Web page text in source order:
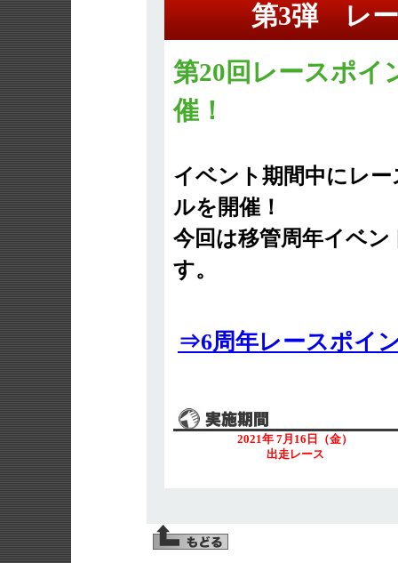
第3弾 レ
第20回レースポイ
催！
イベント期間中にレ
ルを開催！
今回は移管周年イベ
す。
⇒6周年レースポイ
2021年 7月16日（金）
出走レース